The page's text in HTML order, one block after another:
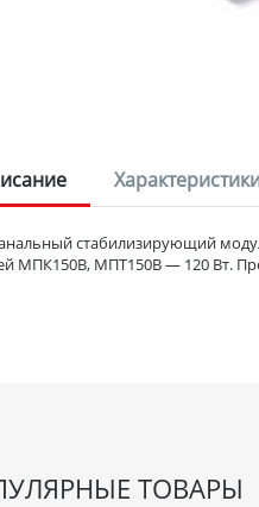
стабилизирующий
МПК150В, МПТ150В — 120 Вт.
ТОВАРЫ